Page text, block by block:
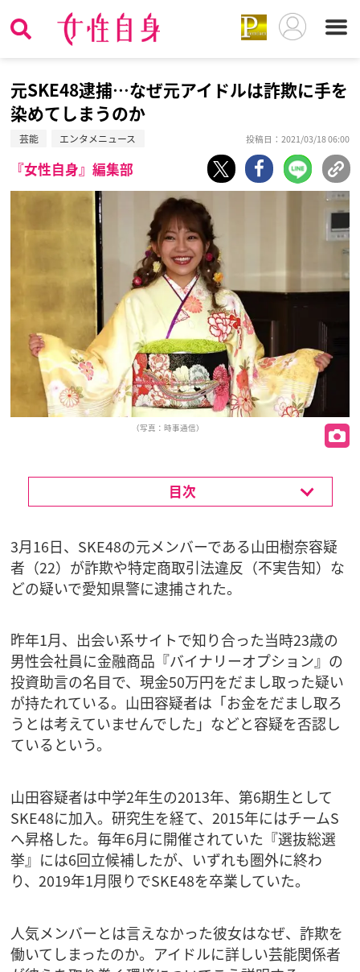
元SKE48逮捕…なぜ元アイドルは詐欺に手を
染めてしまうのか
芸能 エンタメニュース 投稿日：2021/03/18 06:00
『女性自身』編集部
（写真：時事通信）
目次
3月16日、SKE48の元メンバーである山田樹奈容疑
者（22）が詐欺や特定商取引法違反（不実告知）な
どの疑いで愛知県警に逮捕された。
昨年1月、出会い系サイトで知り合った当時23歳の
男性会社員に金融商品『バイナリーオプション』の
投資助言の名目で、現金50万円をだまし取った疑い
が持たれている。山田容疑者は「お金をだまし取ろ
うとは考えていませんでした」などと容疑を否認し
ているという。
山田容疑者は中学2年生の2013年、第6期生として
SKE48に加入。研究生を経て、2015年にはチームS
へ昇格した。毎年6月に開催されていた『選抜総選
挙』には6回立候補したが、いずれも圏外に終わ
り、2019年1月限りでSKE48を卒業していた。
人気メンバーとは言えなかった彼女はなぜ、詐欺を
働いてしまったのか。アイドルに詳しい芸能関係者